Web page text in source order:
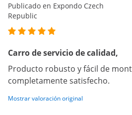
Publicado en Expondo Czech
Republic
Carro de servicio de calidad,
Producto robusto y fácil de
completamente satisfecho.
Mostrar valoración original